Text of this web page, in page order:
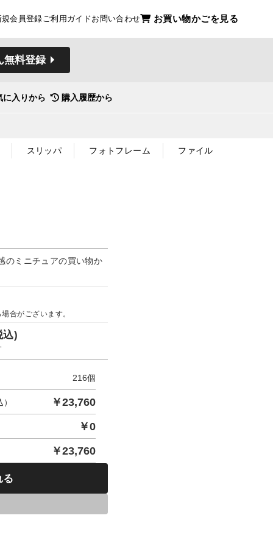
規会員登録ご利用ガイドお問い合わせ お買い物かごを見る
無料登録
に入りから 購入履歴から
スリッパ フォトフレーム ファイル
のミニチュアの買い物か
合がございます。
込)
216個
￥23,760
￥0
￥23,760
る